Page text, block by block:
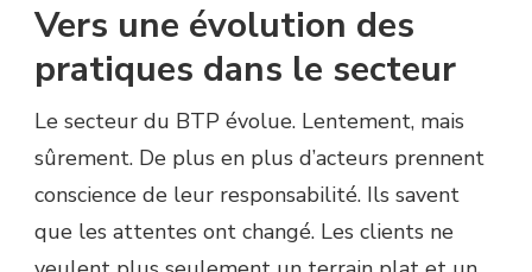
Vers une évolution des
pratiques dans le secteur
Le secteur du BTP évolue. Lentement, mais
sûrement. De plus en plus d’acteurs prennent
conscience de leur responsabilité. Ils savent
que les attentes ont changé. Les clients ne